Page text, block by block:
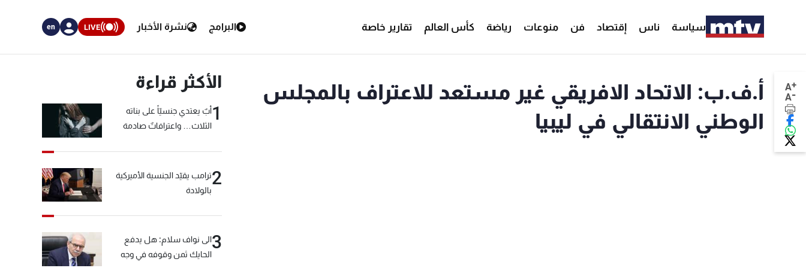
سياسة ناس إقتصاد فن منوعات رياضة كأس العالم تقارير خاصة البرامج نشرة الأخبار LIVE
en
A+
A-
أ.ف.ب: الاتحاد الافريقي غير مستعد للاعتراف بالمجلس
الوطني الانتقالي في ليبيا
الأكثر قراءة
1أبٌ يعتدي جنسيّاً على بناته
الثلاث… واعترافاتٌ صادمة
2ترامب يقيّد الجنسية الأميركية
بالولادة
3الى نواف سلام: هل يدفع
الحايك ثمن وقوفه في وجه